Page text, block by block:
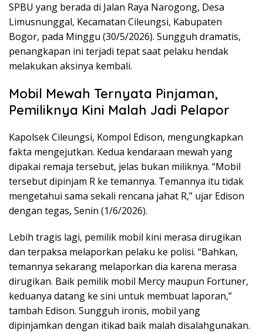
SPBU yang berada di Jalan Raya Narogong, Desa
Limusnunggal, Kecamatan Cileungsi, Kabupaten
Bogor, pada Minggu (30/5/2026). Sungguh dramatis,
penangkapan ini terjadi tepat saat pelaku hendak
melakukan aksinya kembali.
Mobil Mewah Ternyata Pinjaman,
Pemiliknya Kini Malah Jadi Pelapor
Kapolsek Cileungsi, Kompol Edison, mengungkapkan
fakta mengejutkan. Kedua kendaraan mewah yang
dipakai remaja tersebut, jelas bukan miliknya. “Mobil
tersebut dipinjam R ke temannya. Temannya itu tidak
mengetahui sama sekali rencana jahat R,” ujar Edison
dengan tegas, Senin (1/6/2026).
Lebih tragis lagi, pemilik mobil kini merasa dirugikan
dan terpaksa melaporkan pelaku ke polisi. “Bahkan,
temannya sekarang melaporkan dia karena merasa
dirugikan. Baik pemilik mobil Mercy maupun Fortuner,
keduanya datang ke sini untuk membuat laporan,”
tambah Edison. Sungguh ironis, mobil yang
dipinjamkan dengan itikad baik malah disalahgunakan.